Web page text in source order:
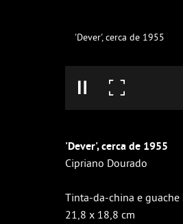
'Dever', cerca de 1955
'Dever', cerca de 1955
Cipriano Dourado
Tinta-da-china e
21,8 x 18,8 cm